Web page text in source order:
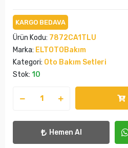
KARGO BEDAVA
Ürün Kodu: 7872CA1TLU
Marka: ELTOTOBakım
Kategori: Oto Bakım Setleri
Stok: 10
Hemen Al